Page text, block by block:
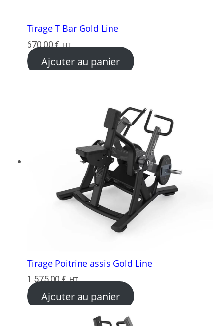
Tirage T Bar Gold Line
670,00€ HT
Ajouter au panier
Tirage Poitrine assis Gold Line
1 575,00€ HT
Ajouter au panier